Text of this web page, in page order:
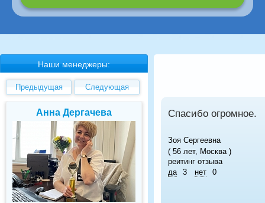
Наши менеджеры:
Предыдущая Следующая
Анна Дергачева Елена
Спасибо огромное.
Зоя Сергеевна
( 56 лет, Москва )
реитинг отзыва
да
3 нет 0